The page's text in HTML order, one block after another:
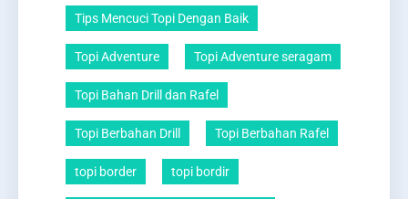
Tips Mencuci Topi Dengan Baik
Topi Adventure Topi Adventure seragam
Topi Bahan Drill dan Rafel
Topi Berbahan Drill Topi Berbahan Rafel
topi border topi bordir